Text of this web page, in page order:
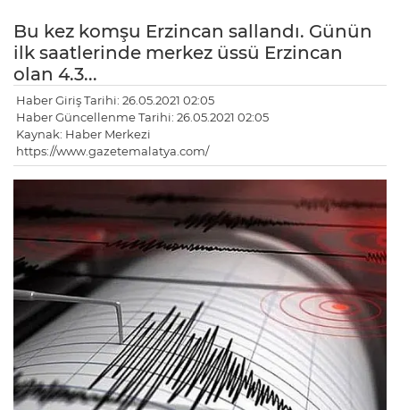
Bu kez komşu Erzincan sallandı. Günün
ilk saatlerinde merkez üssü Erzincan
olan 4.3...
Haber Giriş Tarihi: 26.05.2021 02:05
Haber Güncellenme Tarihi: 26.05.2021 02:05
Kaynak: Haber Merkezi
https://www.gazetemalatya.com/